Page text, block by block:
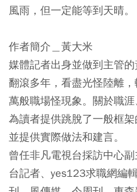
風雨，但一定能等到天晴。
作者簡介＿黃大米
媒體記者出身並做到主管
翻滾多年，看盡光怪陸離
萬般職場怪現象。關於職
為讀者提供跳脫了一般框
並提供實際做法和建言。
曾任非凡電視台採訪中心
台記者、yes123求職網編